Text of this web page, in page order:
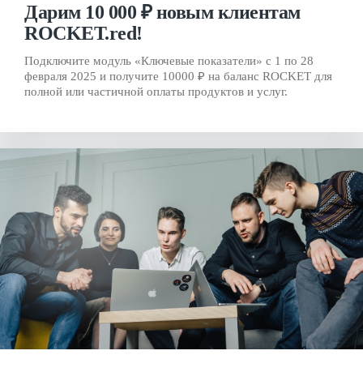
Дарим 10 000 ₽ новым клиентам
ROCKET.red!
Подключите модуль «Ключевые показатели» с 1 по 28
февраля 2025 и получите 10000 ₽ на баланс ROCKET для
полной или частичной оплаты продуктов и услуг.